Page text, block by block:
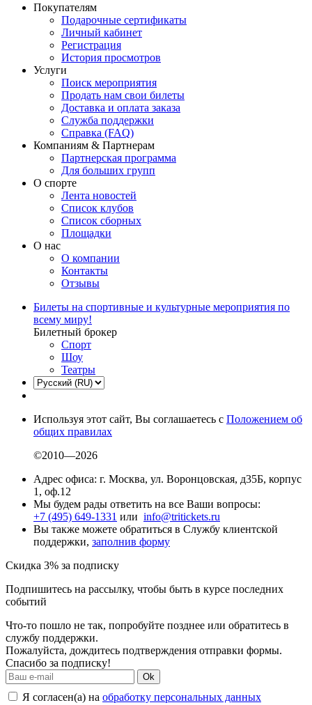
Покупателям
Подарочные сертификаты
Личный кабинет
Регистрация
История просмотров
Услуги
Поиск мероприятия
Продать нам свои билеты
Доставка и оплата заказа
Служба поддержки
Справка (FAQ)
Компаниям & Партнерам
Партнерская программа
Для больших групп
О спорте
Лента новостей
Список клубов
Список сборных
Площадки
О нас
О компании
Контакты
Отзывы
Билеты на спортивные и культурные мероприятия по
всему миру!
Билетный брокер
Спорт
Шоу
Театры
Используя этот сайт, Вы соглашаетесь с Положением об
общих правилах
©2010—2026
Адрес офиса: г. Москва, ул. Воронцовская, д35Б, корпус
1, оф.12
Мы будем рады ответить на все Ваши вопросы:
+7 (495) 649-1331 или info@tritickets.ru
Вы также можете обратиться в Службу клиентской
поддержки, заполнив форму
Скидка 3% за подписку
Подпишитесь на рассылку, чтобы быть в курсе последних
событий
Что-то пошло не так, попробуйте позднее или обратитесь в
службу поддержки.
Пожалуйста, дождитесь подтверждения отправки формы.
Спасибо за подписку!
Ok
Я согласен(а) на обработку персональных данных